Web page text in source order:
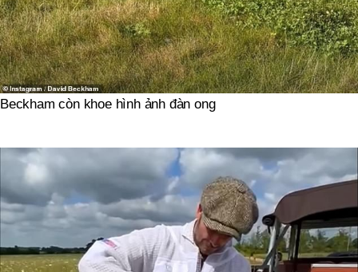
Beckham còn khoe hình ảnh đàn ong